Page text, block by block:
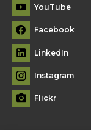
YouTube
Facebook
LinkedIn
Instagram
Flickr